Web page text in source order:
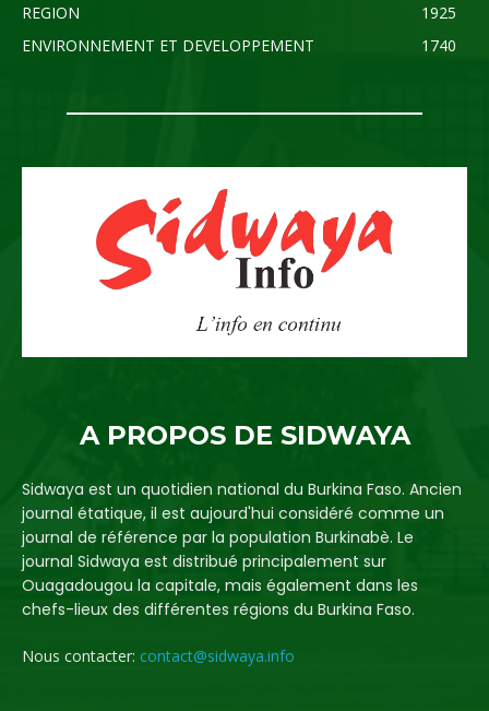
REGION
1925
ENVIRONNEMENT ET DEVELOPPEMENT
1740
A PROPOS DE SIDWAYA
Sidwaya est un quotidien national du Burkina Faso. Ancien
journal étatique, il est aujourd'hui considéré comme un
journal de référence par la population Burkinabè. Le
journal Sidwaya est distribué principalement sur
Ouagadougou la capitale, mais également dans les
chefs-lieux des différentes régions du Burkina Faso.
Nous contacter: contact@sidwaya.info